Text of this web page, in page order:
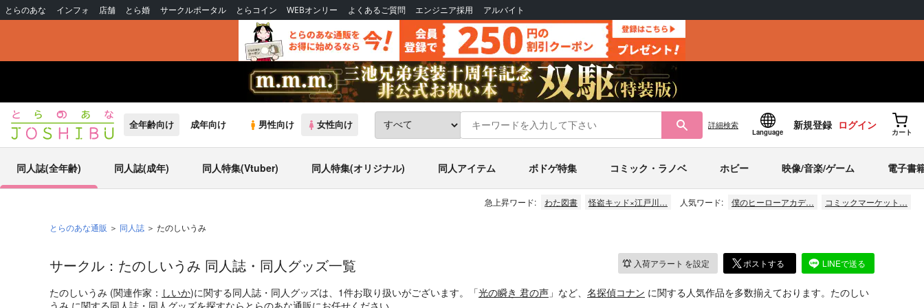
とらのあな インフォ 店舗 とら婚 サークルポータル とらコイン WEBオンリー よくあるご質問 エンジニア採用 アルバイト
全年齢向け 成年向け 男性向け 女性向け 詳細検索
Language
新規登録 ログイン
カート
同人誌(全年齢) 同人誌(成年) 同人特集(Vtuber) 同人特集(オリジナル) 同人アイテム ボドゲ特集 コミック・ラノベ ホビー 映像/音楽/ゲーム 電子書
急上昇ワード: わた図書 怪盗キッド×江戸川… 人気ワード: 僕のヒーローアカデ… コミックマーケット…
とらのあな通販 同人誌 たのしいうみ
入荷アラート を設定 ポストする LINEで送る
サークル：たのしいうみ 同人誌・同人グッズ一覧
たのしいうみ (関連作家： しいか)に関する同人誌・同人グッズは、1件お取り扱いがございます。「光の瞬き 君の声 」など、 名探偵コナン に関する人気作品を多数揃えております。たのしい
うみ に関する同人誌・同人グッズを探すならとらのあな通販にお任せください。